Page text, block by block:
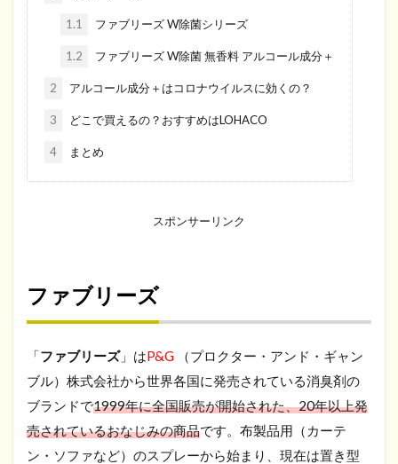
1.1 ファブリーズ W除菌シリーズ
1.2 ファブリーズ W除菌 無香料 アルコール成分＋
2 アルコール成分＋はコロナウイルスに効くの？
3 どこで買えるの？おすすめはLOHACO
4 まとめ
スポンサーリンク
ファブリーズ
「ファブリーズ」はP&G （プロクター・アンド・ギャン
ブル）株式会社から世界各国に発売されている消臭剤の
ブランドで1999年に全国販売が開始された、20年以上発
売されているおなじみの商品です。布製品用（カーテ
ン・ソファなど）のスプレーから始まり、現在は置き型